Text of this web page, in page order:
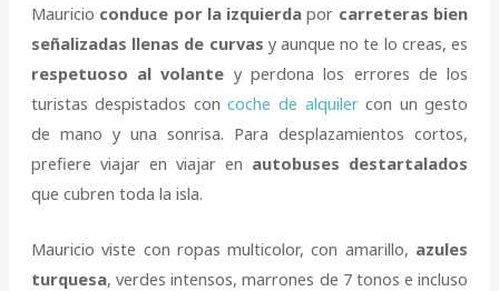
Mauricio conduce por la izquierda por carreteras bien
señalizadas llenas de curvas y aunque no te lo creas, es
respetuoso al volante y perdona los errores de los
turistas despistados concoche de alquilercon un gesto
de mano y una sonrisa. Para desplazamientos cortos,
prefiere viajar en viajar en autobuses destartalados
que cubren toda la isla.
Mauricio viste con ropas multicolor, con amarillo, azules
turquesa, verdes intensos, marrones de 7 tonos e incluso